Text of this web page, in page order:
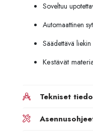
Soveltuu
Automaattinen
Säädettävä
Kestävät
Tekniset